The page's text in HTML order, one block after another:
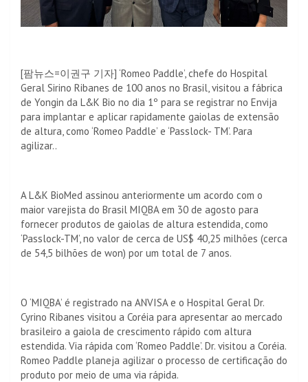
[팜뉴스=이권구 기자] ‘Romeo Paddle’, chefe do Hospital
Geral Sirino Ribanes de 100 anos no Brasil, visitou a fábrica
de Yongin da L&K Bio no dia 1º para se registrar no Envija
para implantar e aplicar rapidamente gaiolas de extensão
de altura, como ‘Romeo Paddle’ e ‘Passlock- TM’. Para
agilizar..
A L&K BioMed assinou anteriormente um acordo com o
maior varejista do Brasil MIQBA em 30 de agosto para
fornecer produtos de gaiolas de altura estendida, como
‘Passlock-TM’, no valor de cerca de US$ 40,25 milhões (cerca
de 54,5 bilhões de won) por um total de 7 anos.
O ‘MIQBA’ é registrado na ANVISA e o Hospital Geral Dr.
Cyrino Ribanes visitou a Coréia para apresentar ao mercado
brasileiro a gaiola de crescimento rápido com altura
estendida. Via rápida com ‘Romeo Paddle’. Dr. visitou a Coréia.
Romeo Paddle planeja agilizar o processo de certificação do
produto por meio de uma via rápida.